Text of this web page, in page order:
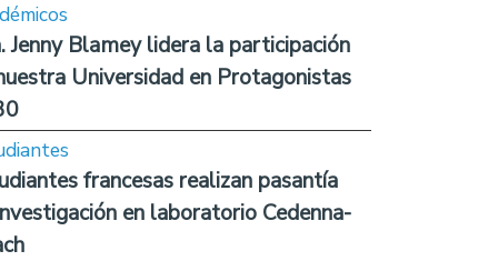
Jenny Blamey lidera la participación
Universidad en Protagonistas
francesas realizan pasantía
en laboratorio Cedenna-